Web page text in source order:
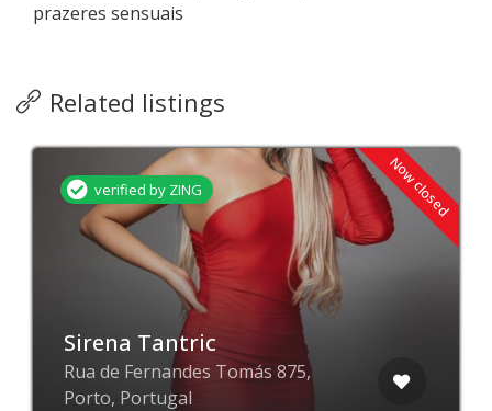
prazeres sensuais
Related listings
verified by ZING Now closed
Sirena Tantric
Rua de Fernandes Tomás 875,
Porto, Portugal